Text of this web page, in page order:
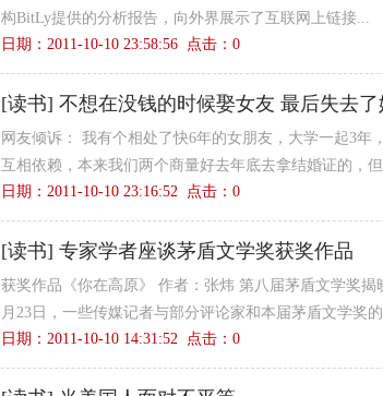
构BitLy提供的分析报告，向外界展示了互联网上链接...
日期：2011-10-10 23:58:56 点击： 0
[读书] 不想在没钱的时候娶女友 最后失去了
网友倾诉： 我有个相处了快6年的女朋友，大学一起3年
互相依赖，本来我们两个商量好去年底去拿结婚证的，
日期：2011-10-10 23:16:52 点击： 0
[读书] 专家学者座谈茅盾文学奖获奖作品
获奖作品《你在高原》 作者：张炜 第八届茅盾文学奖
月23日，一些传媒记者与部分评论家和本届茅盾文学奖
日期：2011-10-10 14:31:52 点击： 0